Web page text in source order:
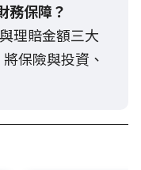
務保障？
理賠金額三大
保險與投資、